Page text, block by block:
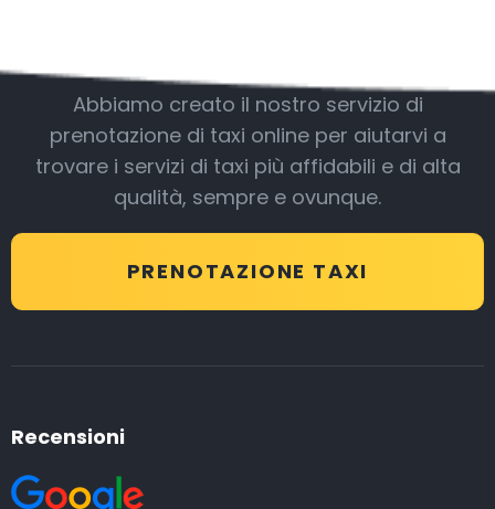
Abbiamo creato il nostro servizio di
prenotazione di taxi online per aiutarvi a
trovare i servizi di taxi più affidabili e di alta
qualità, sempre e ovunque.
PRENOTAZIONE TAXI
Recensioni